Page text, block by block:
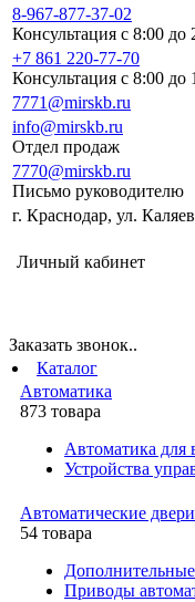
8-967-877-37-02
Консультация с 8:00 до
+7 861 220-77-70
Консультация с 8:00 до
7771@mirskb.ru
info@mirskb.ru
Отдел продаж
7770@mirskb.ru
Письмо руководителю
г. Краснодар, ул.
Личный кабинет
Заказать звонок..
Каталог
Автоматика
873 товара
Автоматика для
Устройства
Автоматические двери
54 товара
Приводы